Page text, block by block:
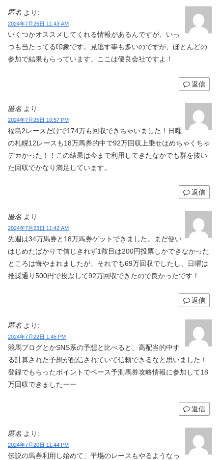
匿名 より:
2024年7月26日 11:43 AM
いくつかオススメしてくれる情報があるんですが、いっ
つも当たってる印象です。見逃す事も多いのですが、ほとんどの
参加で結果もらっています。ここは優良会社ですよ！
返信
匿名 より:
2024年7月25日 10:57 PM
福島2レースだけで174万も回収できちゃいました！日曜
の札幌12レースも18万馬券的中で92万回収上乗せはめちゃくちゃ
デカかった！！この結果は今まで利用してきたなかでも群を抜い
た回収でかなり満足しています。
返信
匿名 より:
2024年7月23日 11:42 AM
先週は34万馬券と18万馬券ゲットできました。まだ使い
はじめたばかりで信じきれず1鞍目は200円投票しかできなかった
ところは悔やまれましたが、それでも69万回収でしたし、日曜は
推奨通り500円で投票して92万回収できたので良かったです！
返信
匿名 より:
2024年7月22日 1:45 PM
競馬ブログとかSNS系の予想と比べると、高配当的中す
る計算された予想が配信されていて信頼できるなと思いました！
登録でもらったポイントでペース予測馬券攻略情報に参加して18
万回収できましたーー
返信
匿名 より:
2024年7月20日 11:44 PM
伝説の馬券利用し始めて、平場のレースもやるようなっ